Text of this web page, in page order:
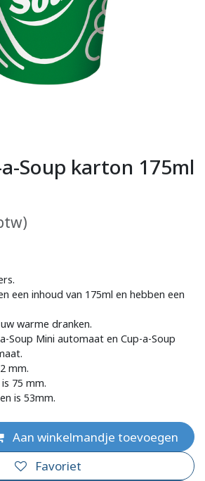
Soup karton 175ml
een inhoud van 175ml en hebben een
warme dranken.
Soup Mini automaat en Cup-a-Soup
mm.
75 mm.
is 53mm.
Aan winkelmandje toevoegen
Favoriet